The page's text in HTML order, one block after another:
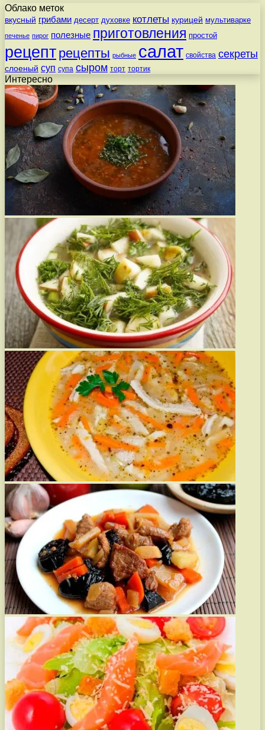
Облако меток
вкусный грибами десерт духовке котлеты курицей мультиварке
печенье пирог полезные приготовления простой
рецепт рецепты рыбные салат свойства секреты
слоеный суп супа сыром торт тортик
Интересно